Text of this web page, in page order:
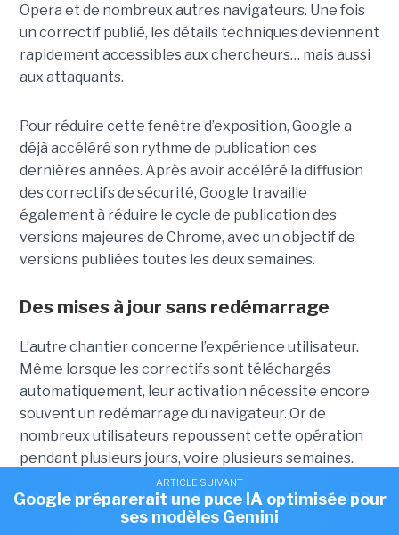
ARTICLE SUIVANT
Google s'appuie sur l'IA pour corriger 1 072
failles dans Chrome
Opera et de nombreux autres navigateurs. Une fois
un correctif publié, les détails techniques deviennent
rapidement accessibles aux chercheurs… mais aussi
aux attaquants.
Pour réduire cette fenêtre d’exposition, Google a
déjà accéléré son rythme de publication ces
dernières années. Après avoir accéléré la diffusion
des correctifs de sécurité, Google travaille
également à réduire le cycle de publication des
versions majeures de Chrome, avec un objectif de
versions publiées toutes les deux semaines.
Des mises à jour sans redémarrage
L’autre chantier concerne l’expérience utilisateur.
Même lorsque les correctifs sont téléchargés
automatiquement, leur activation nécessite encore
souvent un redémarrage du navigateur. Or de
nombreux utilisateurs repoussent cette opération
pendant plusieurs jours, voire plusieurs semaines.
Google travaille donc sur des mécanismes de «
dynamic patching » capables d’appliquer certains
correctifs de sécurité sans interrompre la session
ARTICLE SUIVANT
Google préparerait une puce IA optimisée pour
ses modèles Gemini